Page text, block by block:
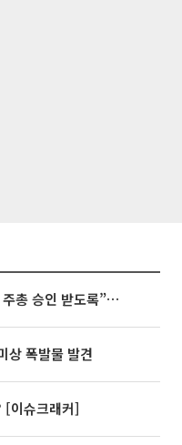
김정관 장관 “반도체 성과급, 주총 승인 받도록”…상법·자본시장법 개정 시사
상 폭발물 발견
[이슈크래커]